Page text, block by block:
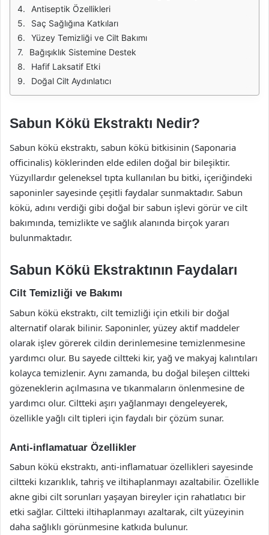
Antiseptik Özellikleri
Saç Sağlığına Katkıları
Yüzey Temizliği ve Cilt Bakımı
Bağışıklık Sistemine Destek
Hafif Laksatif Etki
Doğal Cilt Aydınlatıcı
Sabun Kökü Ekstraktı Nedir?
Sabun kökü ekstraktı, sabun kökü bitkisinin (Saponaria
officinalis) köklerinden elde edilen doğal bir bileşiktir.
Yüzyıllardır geleneksel tıpta kullanılan bu bitki, içeriğindeki
saponinler sayesinde çeşitli faydalar sunmaktadır. Sabun
kökü, adını verdiği gibi doğal bir sabun işlevi görür ve cilt
bakımında, temizlikte ve sağlık alanında birçok yararı
bulunmaktadır.
Sabun Kökü Ekstraktının Faydaları
Cilt Temizliği ve Bakımı
Sabun kökü ekstraktı, cilt temizliği için etkili bir doğal
alternatif olarak bilinir. Saponinler, yüzey aktif maddeler
olarak işlev görerek cildin derinlemesine temizlenmesine
yardımcı olur. Bu sayede ciltteki kir, yağ ve makyaj kalıntıları
kolayca temizlenir. Aynı zamanda, bu doğal bileşen ciltteki
gözeneklerin açılmasına ve tıkanmaların önlenmesine de
yardımcı olur. Ciltteki aşırı yağlanmayı dengeleyerek,
özellikle yağlı cilt tipleri için faydalı bir çözüm sunar.
Anti-inflamatuar Özellikler
Sabun kökü ekstraktı, anti-inflamatuar özellikleri sayesinde
ciltteki kızarıklık, tahriş ve iltihaplanmayı azaltabilir. Özellikle
akne gibi cilt sorunları yaşayan bireyler için rahatlatıcı bir
etki sağlar. Ciltteki iltihaplanmayı azaltarak, cilt yüzeyinin
daha sağlıklı görünmesine katkıda bulunur.